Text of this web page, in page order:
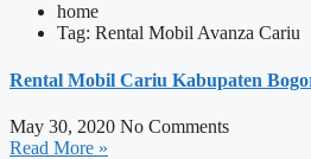
home
Tag: Rental Mobil Avanza Cariu
Rental Mobil Cariu Kabupaten
May 30, 2020 No Comments
Read More »